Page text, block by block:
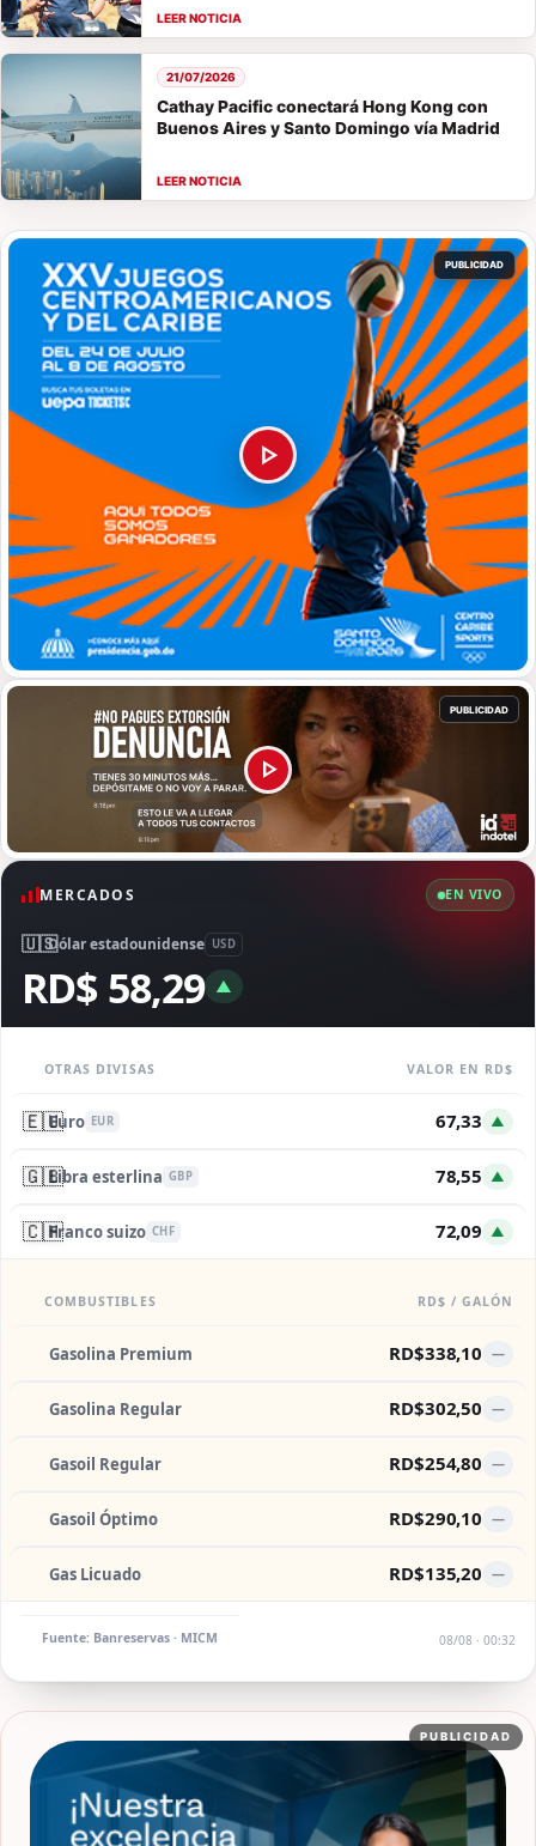
Cathay Pacific conectará Hong Kong con
Buenos Aires y Santo Domingo vía Madrid
21/07/2026
MERCADOS EN VIVO
🇺🇸Dólar estadounidense USD
RD$ 58,29 ▲
OTRAS DIVISAS VALOR EN RD$
🇪🇺Euro EUR 67,33 ▲
🇬🇧Libra esterlina GBP 78,55 ▲
🇨🇭Franco suizo CHF 72,09 ▲
COMBUSTIBLES RD$ / GALÓN
Gasolina Premium RD$338,10 —
Gasolina Regular RD$302,50 —
Gasoil Regular RD$254,80 —
Gasoil Óptimo RD$290,10 —
Gas Licuado RD$135,20 —
Fuente: Banreservas · MICM 08/08 · 00:32
PUBLICIDAD